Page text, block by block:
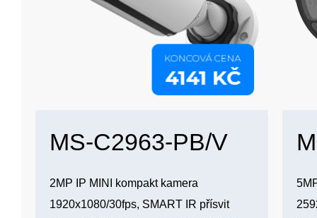
MS-C2963-PB/V
2MP IP MINI kompakt kamera
1920x1080/30fps, SMART IR přísvit